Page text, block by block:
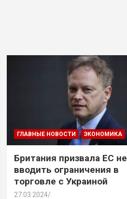
ГЛАВНЫЕ НОВОСТИ ЭКОНОМИКА
Британия призвала ЕС не
вводить ограничения в
торговле с Украиной
27.03.2024